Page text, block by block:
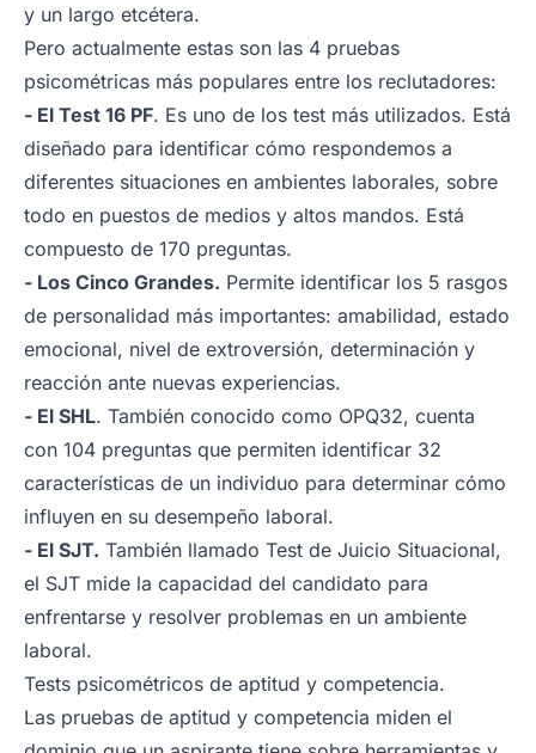
y un largo etcétera.
Pero actualmente estas son las 4 pruebas
psicométricas más populares entre los reclutadores:
- El Test 16 PF. Es uno de los test más utilizados. Está
diseñado para identificar cómo respondemos a
diferentes situaciones en ambientes laborales, sobre
todo en puestos de medios y altos mandos. Está
compuesto de 170 preguntas.
- Los Cinco Grandes. Permite identificar los 5 rasgos
de personalidad más importantes: amabilidad, estado
emocional, nivel de extroversión, determinación y
reacción ante nuevas experiencias.
- El SHL. También conocido como OPQ32, cuenta
con 104 preguntas que permiten identificar 32
características de un individuo para determinar cómo
influyen en su desempeño laboral.
- El SJT. También llamado Test de Juicio Situacional,
el SJT mide la capacidad del candidato para
enfrentarse y resolver problemas en un ambiente
laboral.
Tests psicométricos de aptitud y competencia.
Las pruebas de aptitud y competencia miden el